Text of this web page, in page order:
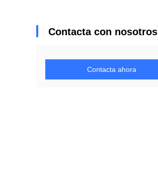
Contacta con nosotros
Contacta ahora